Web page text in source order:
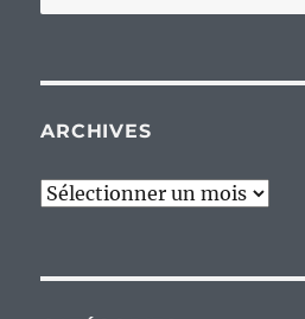
pour :
ARCHIVES
Archives